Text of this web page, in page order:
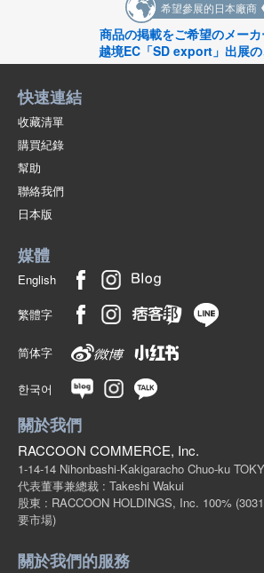
希望參展的日本廠商
商品の掲載をご希望のメー
越境EC「SD export」出展
快速連結
收藏清單
購買紀錄
幫助
聯絡我們
日本版
媒體
English
繁體字
简体字
한국어
關於我們
RACCOON COMMERCE, Inc.
1-14-14 Nihonbashi-Kakigaracho Chuo-ku
代表董事兼總裁 : Takeshi Wakui
股東 : RACCOON HOLDINGS, Inc. 100%
要市場)
關於我們的服務